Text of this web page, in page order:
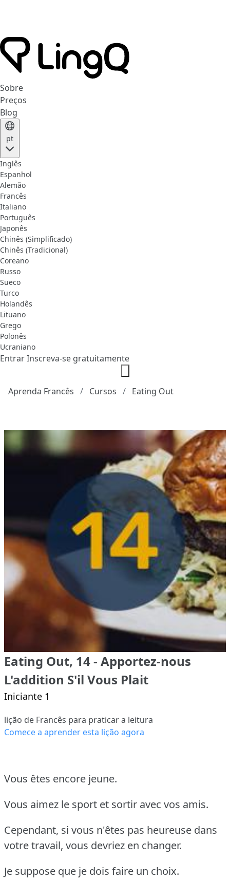
Sobre
Preços
Blog
pt
Inglês
Espanhol
Alemão
Francês
Italiano
Português
Japonês
Chinês (Simplificado)
Chinês (Tradicional)
Coreano
Russo
Sueco
Turco
Holandês
Lituano
Grego
Polonês
Ucraniano
EntrarInscreva-se gratuitamente
Aprenda Francês Cursos Eating Out
Eating Out, 14 - Apportez-nous
L'addition S'il Vous Plait
Iniciante 1
lição de Francês para praticar a leitura
Comece a aprender esta lição agora
Vous êtes encore jeune.
Vous aimez le sport et sortir avec vos amis.
Cependant, si vous n'êtes pas heureuse dans
votre travail, vous devriez en changer.
Je suppose que je dois faire un choix.